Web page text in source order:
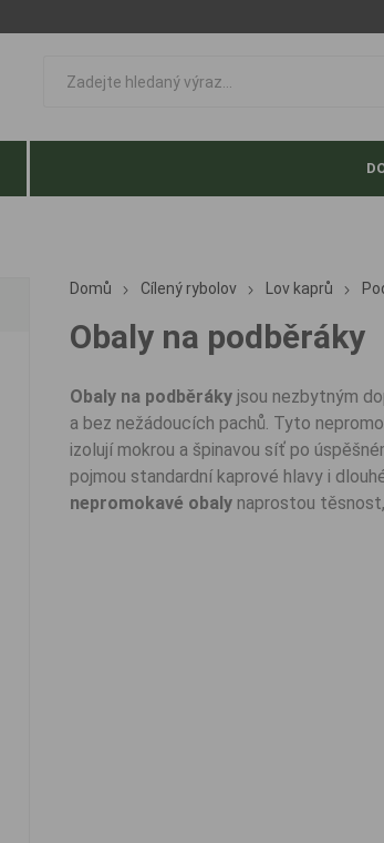
Domů Cílený rybolov Lov kaprů
Obaly na podběráky
Obaly na podběrákyjsou nezbytným
a bez nežádoucích pachů. Tyto
izolují mokrou a špinavou síť po
pojmou standardní kaprové hlavy i
nepromokavé obalynaprostou